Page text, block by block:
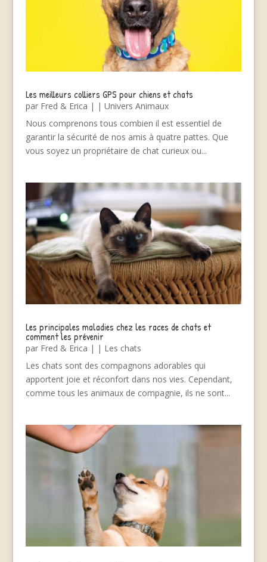
Les meilleurs colliers GPS pour chiens et chats
par Fred & Erica | | Univers Animaux
Nous comprenons tous combien il est essentiel de
garantir la sécurité de nos amis à quatre pattes. Que
vous soyez un propriétaire de chat curieux ou...
Les principales maladies chez les races de chats et
comment les prévenir
par Fred & Erica | | Les chats
Les chats sont des compagnons adorables qui
apportent joie et réconfort dans nos vies. Cependant,
comme tous les animaux de compagnie, ils ne sont...